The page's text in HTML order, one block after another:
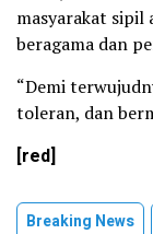
masyarakat sipil
beragama dan
“Demi
toleran, dan
[red]
Breaking News